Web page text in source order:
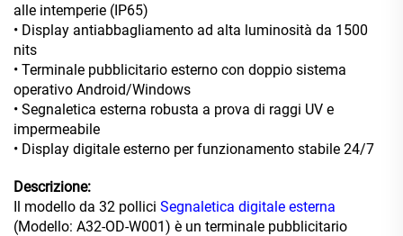
alle intemperie (IP65)
• Display antiabbagliamento ad alta luminosità da 1500
nits
• Terminale pubblicitario esterno con doppio sistema
operativo Android/Windows
• Segnaletica esterna robusta a prova di raggi UV e
impermeabile
• Display digitale esterno per funzionamento stabile 24/7
Descrizione:
Il modello da 32 pollici Segnaletica digitale esterna
(Modello: A32-OD-W001) è un terminale pubblicitario